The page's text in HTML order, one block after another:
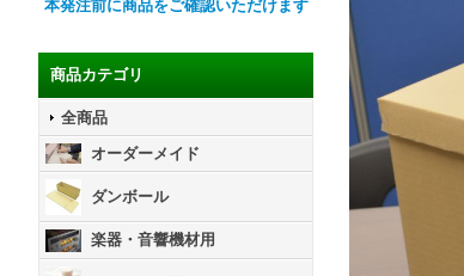
本発注前に商品をご確認いただけます
商品カテゴリ
全商品
オーダーメイド
ダンボール
楽器・音響機材用